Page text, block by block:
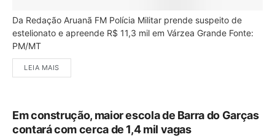
Da Redação Aruanã FM Polícia Militar prende suspeito de
estelionato e apreende R$ 11,3 mil em Várzea Grande Fonte:
PM/MT
LEIA MAIS
Em construção, maior escola de Barra do Garças
contará com cerca de 1,4 mil vagas